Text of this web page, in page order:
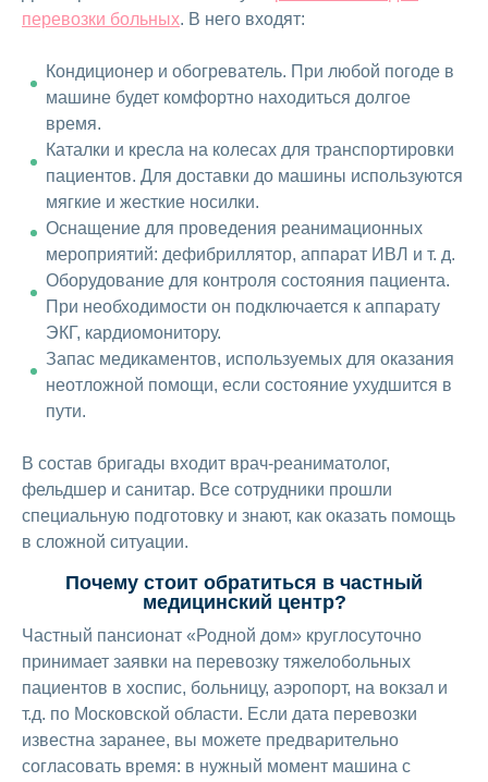
перевозки больных. В него входят:
Кондиционер и обогреватель. При любой погоде в
машине будет комфортно находиться долгое
время.
Каталки и кресла на колесах для транспортировки
пациентов. Для доставки до машины используются
мягкие и жесткие носилки.
Оснащение для проведения реанимационных
мероприятий: дефибриллятор, аппарат ИВЛ и т. д.
Оборудование для контроля состояния пациента.
При необходимости он подключается к аппарату
ЭКГ, кардиомонитору.
Запас медикаментов, используемых для оказания
неотложной помощи, если состояние ухудшится в
пути.
В состав бригады входит врач-реаниматолог,
фельдшер и санитар. Все сотрудники прошли
специальную подготовку и знают, как оказать помощь
в сложной ситуации.
Почему стоит обратиться в частный
медицинский центр?
Частный пансионат «Родной дом» круглосуточно
принимает заявки на перевозку тяжелобольных
пациентов в хоспис, больницу, аэропорт, на вокзал и
т.д. по Московской области. Если дата перевозки
известна заранее, вы можете предварительно
согласовать время: в нужный момент машина с